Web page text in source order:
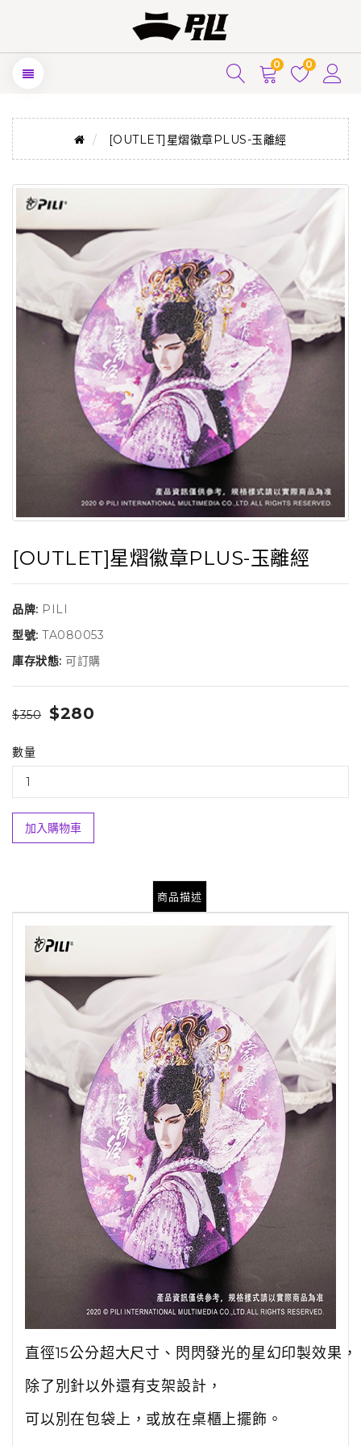
0 0
[OUTLET]星熠徽章PLUS-玉離經
[OUTLET]星熠徽章PLUS-玉離經
品牌: PILI
型號: TA080053
庫存狀態: 可訂購
$350 $280
數量
加入購物車
商品描述
直徑15公分超大尺寸、閃閃發光的星幻印製效果，
除了別針以外還有支架設計，
可以別在包袋上，或放在桌櫃上擺飾。